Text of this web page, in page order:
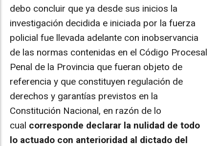
debo concluir que ya desde sus inicios la
investigación decidida e iniciada por la fuerza
policial fue llevada adelante con inobservancia
de las normas contenidas en el Código Procesal
Penal de la Provincia que fueran objeto de
referencia y que constituyen regulación de
derechos y garantías previstos en la
Constitución Nacional, en razón de lo
cual corresponde declarar la nulidad de todo
lo actuado con anterioridad al dictado del